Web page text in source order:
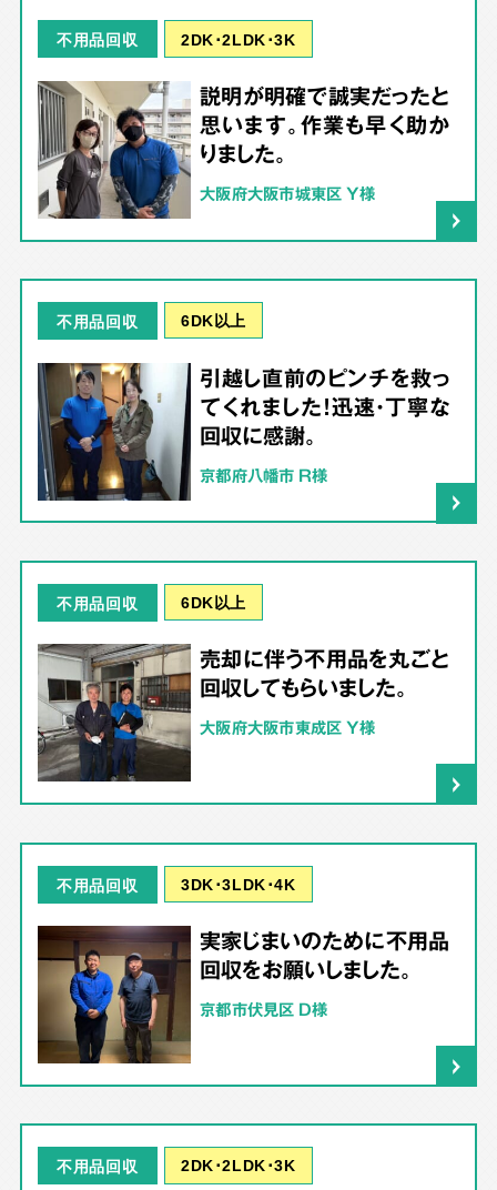
不用品回収 2DK･2LDK･3K
説明が明確で誠実だったと
思います。作業も早く助か
りました。
大阪府大阪市城東区 Y様
不用品回収 6DK以上
引越し直前のピンチを救っ
てくれました！迅速・丁寧な
回収に感謝。
京都府八幡市 R様
不用品回収 6DK以上
売却に伴う不用品を丸ごと
回収してもらいました。
大阪府大阪市東成区 Y様
不用品回収 3DK･3LDK･4K
実家じまいのために不用品
回収をお願いしました。
京都市伏見区 D様
不用品回収 2DK･2LDK･3K